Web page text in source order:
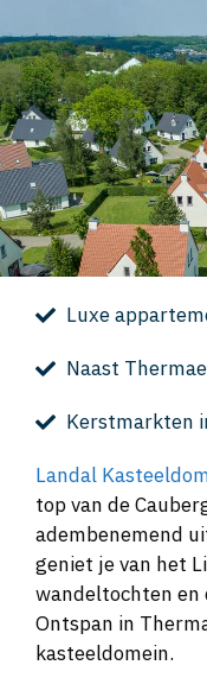
Luxe
Naast
Kerstmarkten
Landal
top van de
adembenemend
geniet je van het
wandeltochten en
Ontspan in
kasteeldomein.